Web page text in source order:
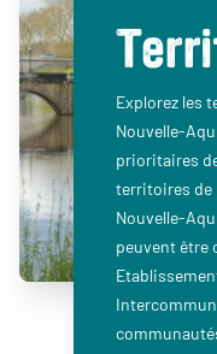
Explorez les
Nouvelle-
prioritaires
territoires de
Nouvelle-
peuvent être